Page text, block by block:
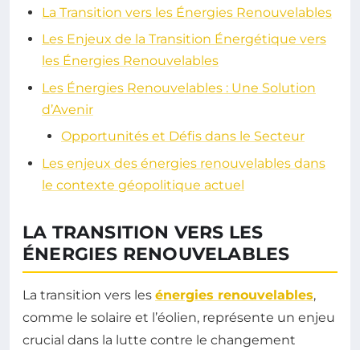
La Transition vers les Énergies Renouvelables
Les Enjeux de la Transition Énergétique vers
les Énergies Renouvelables
Les Énergies Renouvelables : Une Solution
d’Avenir
Opportunités et Défis dans le Secteur
Les enjeux des énergies renouvelables dans
le contexte géopolitique actuel
LA TRANSITION VERS LES
ÉNERGIES RENOUVELABLES
La transition vers les énergies renouvelables,
comme le solaire et l’éolien, représente un enjeu
crucial dans la lutte contre le changement